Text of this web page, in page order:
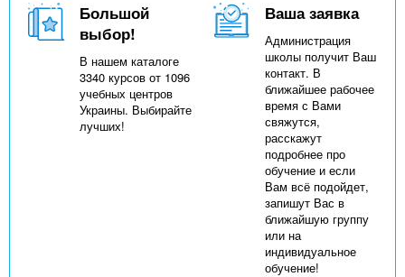
Большой
выбор!
В нашем каталоге
3340 курсов от 1096
учебных центров
Украины. Выбирайте
лучших!
Ваша заявка
Администрация
школы получит Ваш
контакт. В
ближайшее рабочее
время с Вами
свяжутся,
расскажут
подробнее про
обучение и если
Вам всё подойдет,
запишут Вас в
ближайшую группу
или на
индивидуальное
обучение!